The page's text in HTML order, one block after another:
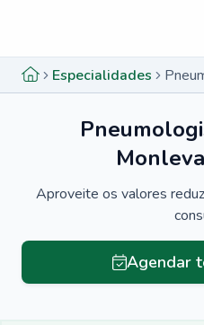
Especialidades
Aproveite os valores
Agendar